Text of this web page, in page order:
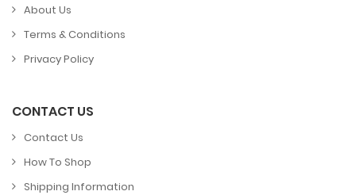
About Us
Terms & Conditions
Privacy Policy
CONTACT US
Contact Us
How To Shop
Shipping Information